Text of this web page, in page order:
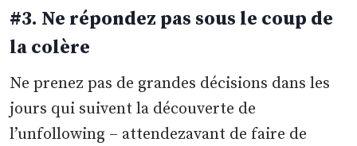
#3. Ne répondez pas sous le coup de
la colère
Ne prenez pas de grandes décisions dans les
jours qui suivent la découverte de
l’unfollowing – attendezavant de faire de